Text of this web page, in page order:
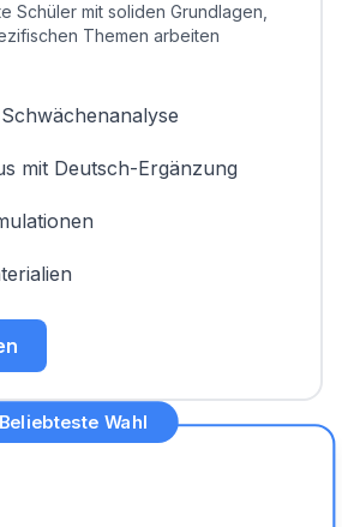
Schüler mit soliden Grundlagen,
Themen arbeiten
mit Deutsch-Ergänzung
Beliebteste Wahl